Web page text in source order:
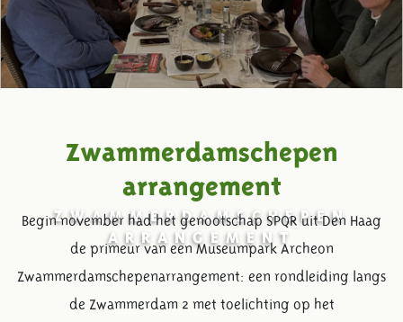
ZWAMMERDAMSCHEPEN
ARRANGEMENT
Zwammerdamschepen
arrangement
Begin november had het genootschap SPQR uit Den Haag
de primeur van een Museumpark Archeon
Zwammerdamschepenarrangement: een rondleiding langs
de Zwammerdam 2 met toelichting op het